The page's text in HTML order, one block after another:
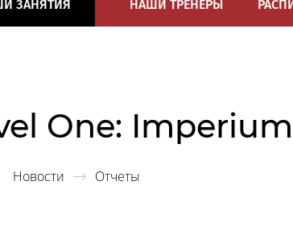
ЗАНЯТИЯ НАШИ ТРЕНЕРЫ
One: Imperium
Новости Отчеты